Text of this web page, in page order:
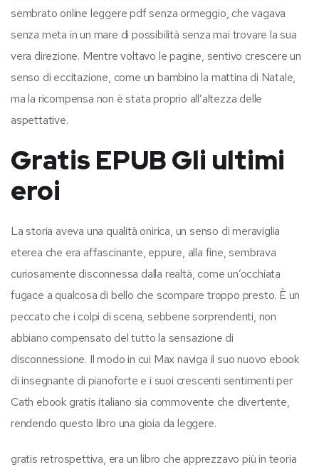
sembrato online leggere pdf senza ormeggio, che vagava
senza meta in un mare di possibilità senza mai trovare la sua
vera direzione. Mentre voltavo le pagine, sentivo crescere un
senso di eccitazione, come un bambino la mattina di Natale,
ma la ricompensa non è stata proprio all’altezza delle
aspettative.
Gratis EPUB Gli ultimi
eroi
La storia aveva una qualità onirica, un senso di meraviglia
eterea che era affascinante, eppure, alla fine, sembrava
curiosamente disconnessa dalla realtà, come un’occhiata
fugace a qualcosa di bello che scompare troppo presto. È un
peccato che i colpi di scena, sebbene sorprendenti, non
abbiano compensato del tutto la sensazione di
disconnessione. Il modo in cui Max naviga il suo nuovo ebook
di insegnante di pianoforte e i suoi crescenti sentimenti per
Cath ebook gratis italiano sia commovente che divertente,
rendendo questo libro una gioia da leggere.
gratis retrospettiva, era un libro che apprezzavo più in teoria